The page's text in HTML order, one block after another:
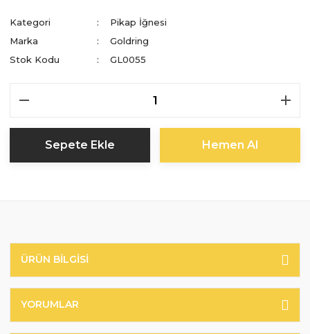
Kategori
Pikap İğnesi
Marka
Goldring
Stok Kodu
GL0055
Sepete Ekle Hemen Al
ÜRÜN BILGISI
YORUMLAR